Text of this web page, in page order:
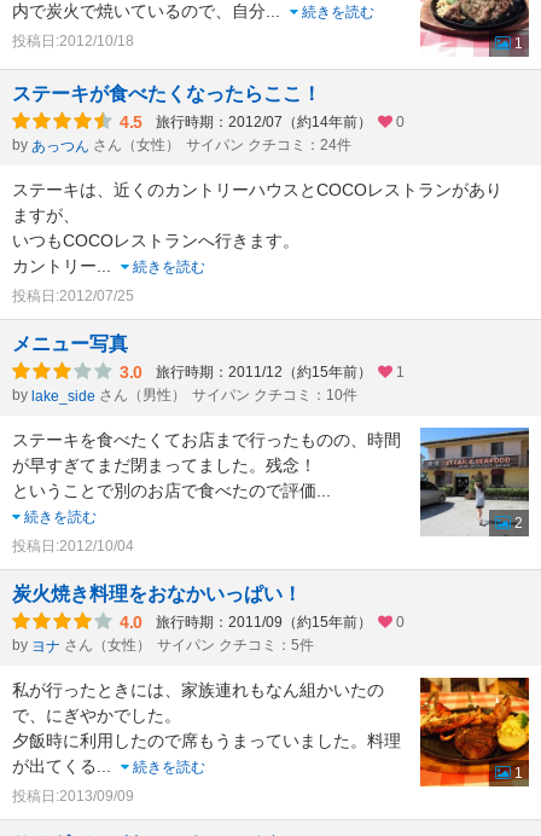
内で炭火で焼いているので、自分...
続きを読む
投稿日:2012/10/18
1
ステーキが食べたくなったらここ！
4.5 旅行時期：2012/07（約14年前）
0
by あっつん さん（女性） サイパン クチコミ：24件
ステーキは、近くのカントリーハウスとCOCOレストランがあり
ますが、
いつもCOCOレストランへ行きます。
カントリー...
続きを読む
投稿日:2012/07/25
メニュー写真
3.0 旅行時期：2011/12（約15年前）
1
by lake_side さん（男性） サイパン クチコミ：10件
ステーキを食べたくてお店まで行ったものの、時間
が早すぎてまだ閉まってました。残念！
ということで別のお店で食べたので評価...
続きを読む
投稿日:2012/10/04
2
炭火焼き料理をおなかいっぱい！
4.0 旅行時期：2011/09（約15年前）
0
by ヨナ さん（女性） サイパン クチコミ：5件
私が行ったときには、家族連れもなん組かいたの
で、にぎやかでした。
夕飯時に利用したので席もうまっていました。料理
が出てくる...
続きを読む
投稿日:2013/09/09
1